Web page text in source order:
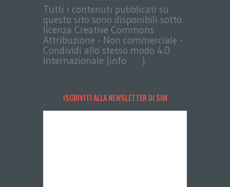
Tutti i contenuti pubblicati su
questo sito sono disponibili sotto
licenza Creative Commons
Attribuzione - Non commerciale -
Condividi allo stesso modo 4.0
Internazionale (info
).
ISCRIVITI ALLA NEWSLETTER DI SIM